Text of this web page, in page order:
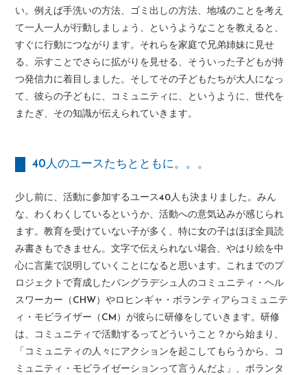
い。例えば手洗いの方法、ゴミ出しの方法、地域のことを考え
て一人一人が行動しましょう、というようなことを教えると、
すぐに行動につながります。それらを家庭で兄弟姉妹に見せ
る、示すことでさらに拡がりを見せる、そういった子どもが持
つ発信力に着目しました。そしてその子どもたちが大人になっ
て、彼らの子どもに、コミュニティに、というように、世代を
またぎ、その知識が伝えられていきます。
40人のユースたちとともに。。。
少し前に、活動に参加するユース40人も決まりました。みん
な、わくわくしているというか、活動への意気込みが感じられ
ます。教育を受けていない子が多く、特に女の子はほぼ全員読
み書きもできません。文字で伝えられない場合、やはり絵を中
心に言葉で説明していくことになると思います。これまでのプ
ロジェクトで育成したバングラデシュ人のコミュニティ・ヘル
スワーカー（CHW）やロヒンギャ・ボランティアらコミュニテ
ィ・モビライザー（CM）が彼らに研修をしていきます。研修
は、コミュニティで活動するってどういうこと？から始まり、
「コミュニティの人々にアクションを起こしてもらうから、コ
ミュニティ・モビライゼーションって言うんだよ」、ボランタ